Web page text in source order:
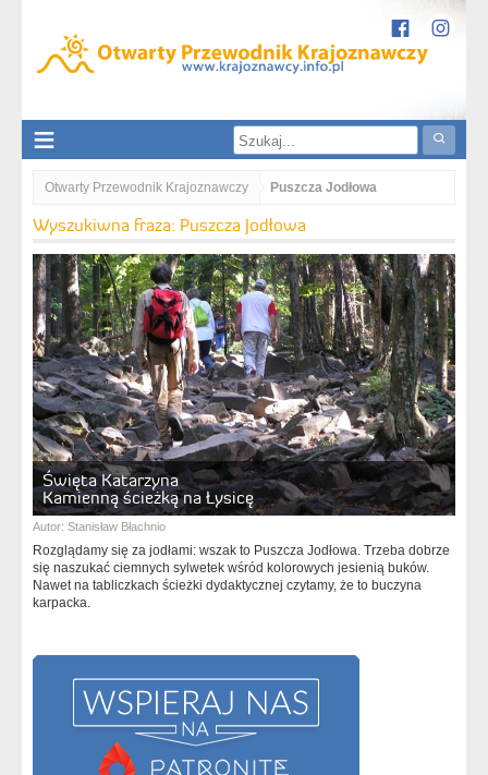
Otwarty Przewodnik Krajoznawczy Puszcza Jodłowa
Wyszukiwna fraza: Puszcza Jodłowa
Święta Katarzyna
Kamienną ścieżką na Łysicę
Autor: Stanisław Błachnio
Rozglądamy się za jodłami: wszak to Puszcza Jodłowa. Trzeba dobrze
się naszukać ciemnych sylwetek wśród kolorowych jesienią buków.
Nawet na tabliczkach ścieżki dydaktycznej czytamy, że to buczyna
karpacka.